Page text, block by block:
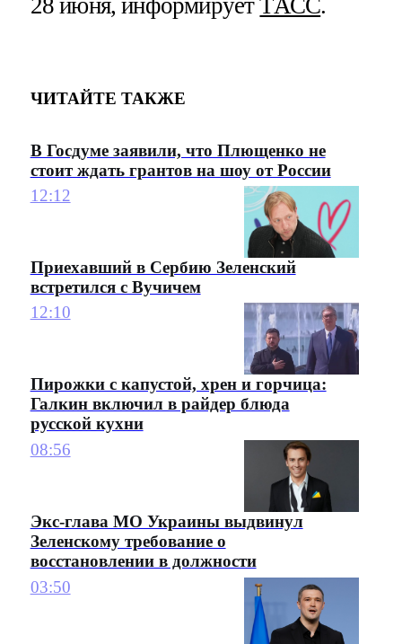
ЧИТАЙТЕ ТАКЖЕ
В Госдуме заявили, что Плющенко не
стоит ждать грантов на шоу от России
12:12
Приехавший в Сербию Зеленский
встретился с Вучичем
12:10
Пирожки с капустой, хрен и горчица:
Галкин включил в райдер блюда
русской кухни
08:56
Экс-глава МО Украины выдвинул
Зеленскому требование о
восстановлении в должности
03:50